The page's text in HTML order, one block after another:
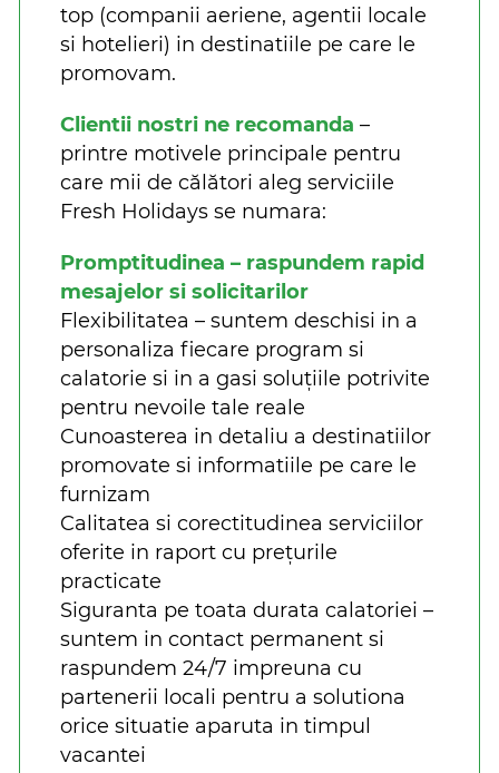
top (companii aeriene, agentii locale
si hotelieri) in destinatiile pe care le
promovam.
Clientii nostri ne recomanda –
printre motivele principale pentru
care mii de călători aleg serviciile
Fresh Holidays se numara:
Promptitudinea – raspundem rapid
mesajelor si solicitarilor
Flexibilitatea – suntem deschisi in a
personaliza fiecare program si
calatorie si in a gasi soluțiile potrivite
pentru nevoile tale reale
Cunoasterea in detaliu a destinatiilor
promovate si informatiile pe care le
furnizam
Calitatea si corectitudinea serviciilor
oferite in raport cu prețurile
practicate
Siguranta pe toata durata calatoriei –
suntem in contact permanent si
raspundem 24/7 impreuna cu
partenerii locali pentru a solutiona
orice situatie aparuta in timpul
vacantei